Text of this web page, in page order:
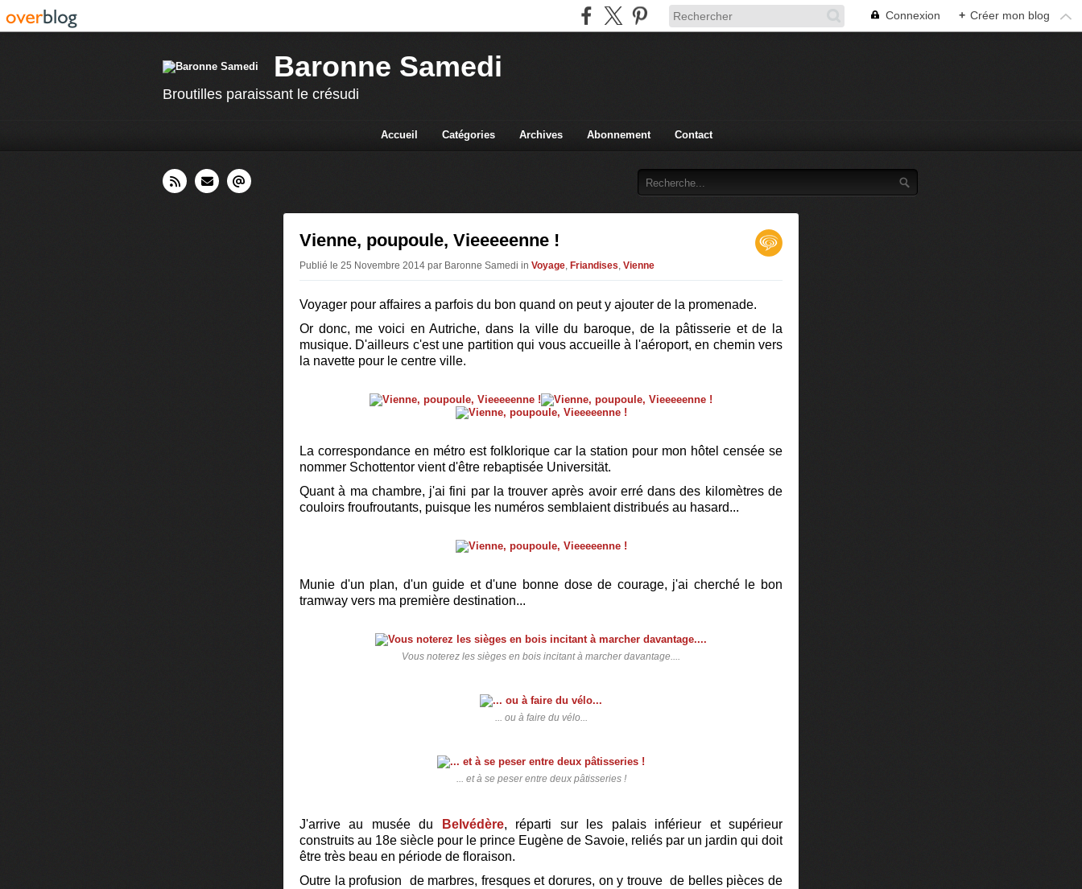
Connexion + Créer mon blog
Baronne Samedi
Broutilles paraissant le crésudi
Accueil Catégories Archives Abonnement Contact
Vienne, poupoule, Vieeeeenne !
Publié le 25 Novembre 2014 par Baronne Samedi in Voyage, Friandises, Vienne
Voyager pour affaires a parfois du bon quand on peut y ajouter de la promenade.
Or donc, me voici en Autriche, dans la ville du baroque, de la pâtisserie et de la
musique. D'ailleurs c'est une partition qui vous accueille à l'aéroport, en chemin vers
la navette pour le centre ville.
La correspondance en métro est folklorique car la station pour mon hôtel censée se
nommer Schottentor vient d'être rebaptisée Universität.
Quant à ma chambre, j'ai fini par la trouver après avoir erré dans des kilomètres de
couloirs froufroutants, puisque les numéros semblaient distribués au hasard...
Munie d'un plan, d'un guide et d'une bonne dose de courage, j'ai cherché le bon
tramway vers ma première destination...
Vous noterez les sièges en bois incitant à marcher davantage....
... ou à faire du vélo...
... et à se peser entre deux pâtisseries !
J'arrive au musée du Belvédère, réparti sur les palais inférieur et supérieur
construits au 18e siècle pour le prince Eugène de Savoie, reliés par un jardin qui doit
être très beau en période de floraison.
Outre la profusion de marbres, fresques et dorures, on y trouve de belles pièces de